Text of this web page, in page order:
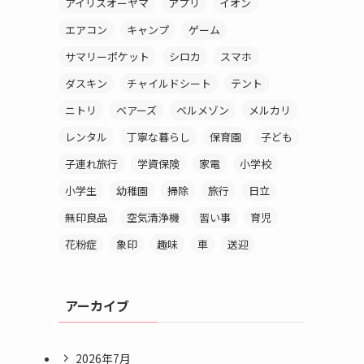
エアコン
キャンプ
ゲーム
サマリーポケット
シロカ
スマホ
ダスキン
チャイルドシート
テント
ニトリ
ベアーズ ベルメゾン
メルカリ
レンタル
丁寧な暮らし 保育園
子ども
子連れ旅行
学資保険 家電
小学校
小学生
幼稚園 掃除 旅行
日立
無印良品
空気清浄機 習い事
育児
花粉症
象印 趣味 車 送迎
アーカイブ
2026年7月